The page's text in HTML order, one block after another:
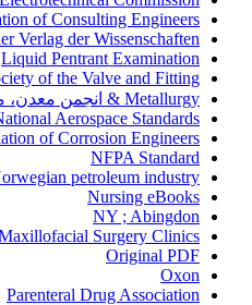
of Consulting Engineers
Verlag der Wissenschaften
Liquid Pentrant Examination
of the Valve and Fitting
Metallurgy & انجمن معدن، متالورژی و اکتشاف
Aerospace Standards
of Corrosion Engineers
NFPA Standard
petroleum industry
Nursing eBooks
NY ; Abingdon
Surgery Clinics
Original PDF
Oxon
Parenteral Drug Association